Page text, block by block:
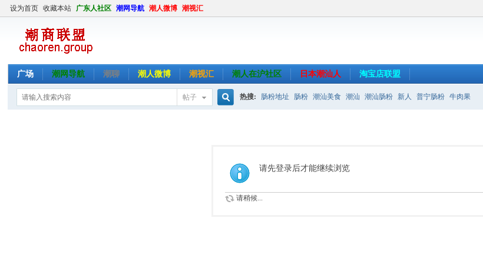
设为首页 收藏本站 广东人社区 潮网导航 潮人微博 潮视汇
广场 潮网导航 潮聊 潮人微博 潮视汇 潮人在沪社区 日本潮汕人 淘宝店联盟
帖子 热搜: 肠粉地址 肠粉 潮汕美食 潮汕 潮汕肠粉 新人 普宁肠粉 牛肉果
请先登录后才能继续浏览
请稍候...